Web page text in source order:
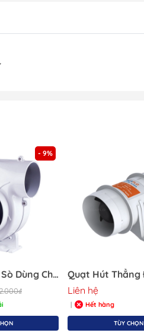
- 9%
Quạt Hút Con Sò Dùng Cho Hầm Máy Cano ,Điện 12V, Lưu Lượng 320CFM ~ 543m3/h.
Liên hệ
| Hết hàng
TÙY CHỌN